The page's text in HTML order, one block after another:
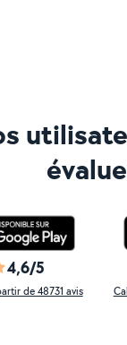
4,6/5
de 48731 avis